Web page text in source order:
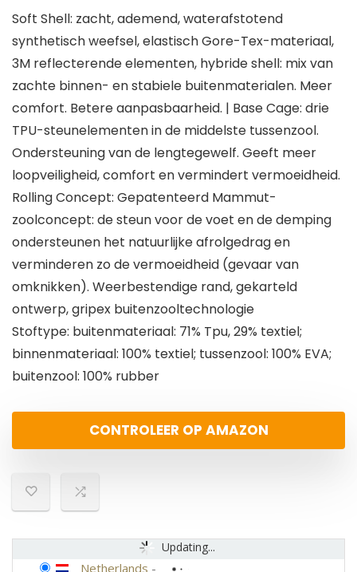
Soft Shell: zacht, ademend, waterafstotend
synthetisch weefsel, elastisch Gore-Tex-materiaal,
3M reflecterende elementen, hybride shell: mix van
zachte binnen- en stabiele buitenmaterialen. Meer
comfort. Betere aanpasbaarheid. | Base Cage: drie
TPU-steunelementen in de middelste tussenzool.
Ondersteuning van de lengtegewelf. Geeft meer
loopveiligheid, comfort en vermindert vermoeidheid.
Rolling Concept: Gepatenteerd Mammut-
zoolconcept: de steun voor de voet en de demping
ondersteunen het natuurlijke afrolgedrag en
verminderen zo de vermoeidheid (gevaar van
omknikken). Weerbestendige rand, gekarteld
ontwerp, gripex buitenzooltechnologie
Stoftype: buitenmateriaal: 71% Tpu, 29% textiel;
binnenmateriaal: 100% textiel; tussenzool: 100% EVA;
buitenzool: 100% rubber
CONTROLEER OP AMAZON
Updating...
Netherlands -